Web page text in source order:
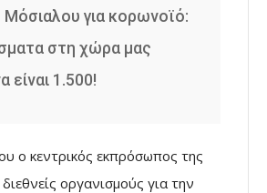
Μόσιαλου για κορωνοϊό:
στη χώρα μας
είναι 1.500!
ο κεντρικός εκπρόσωπος της
οργανισμούς για την